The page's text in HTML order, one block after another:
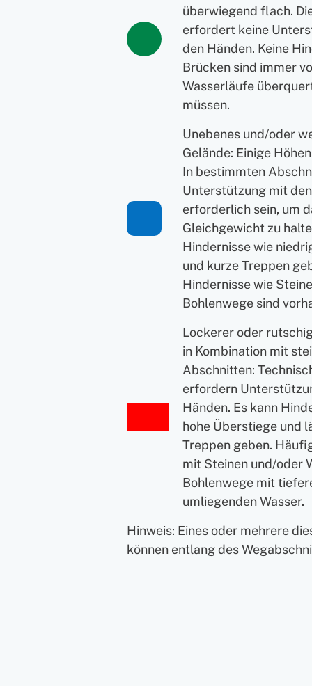
überwiegend flach.
erfordert keine
den Händen. Keine
Brücken sind immer
Wasserläufe
müssen.
Unebenes und/oder
Gelände: Einige
In bestimmten
Unterstützung mit
erforderlich sein, um
Gleichgewicht zu
Hindernisse wie
und kurze Treppen
Hindernisse wie
Bohlenwege sind
Lockerer oder
in Kombination mit
Abschnitten:
erfordern
Händen. Es kann
hohe Überstiege und
Treppen geben.
mit Steinen und/oder
Bohlenwege mit
umliegenden Wasser.
Hinweis: Eines oder mehrere
können entlang des